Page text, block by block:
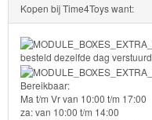
Kopen bij Time4Toys want:
besteld dezelfde dag verstuurd
Bereikbaar:
Ma t/m Vr van 10:00 t/m 17:00
za: van 10:00 t/m 14:00